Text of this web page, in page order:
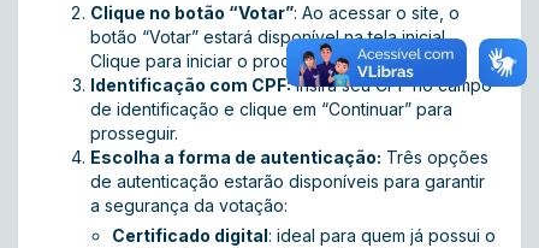
Clique no botão “Votar”: Ao acessar o site, o
botão “Votar” estará disponível na tela inicial.
Clique para iniciar o processo de votação.
Identificação com CPF:Insira seu CPF no campo
de identificação e clique em “Continuar” para
prosseguir.
Escolha a forma de autenticação: Três opções
de autenticação estarão disponíveis para garantir
a segurança da votação:
Certificado digital: ideal para quem já possui o